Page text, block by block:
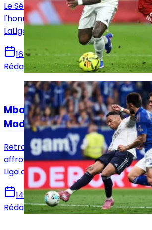
Le Séville FC reçoit ce dimanche le
l'honneur de la 37e et avant-dernière
LaLiga. Voici toutes les infos pour
16 mai 2026
Rédaction Le Journal du Real
Actualités
Mbappé sur le banc : le XI
Madrid face au Real Oviedo !
Retrouvez la composition officielle du
affronter le Real Oviedo en vue de la
Liga avec notamment le retour de
14 mai 2026
Rédaction Le Journal du Real